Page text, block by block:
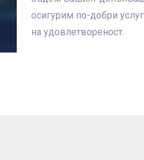
осигурим по-добри
на удовлетвореност.